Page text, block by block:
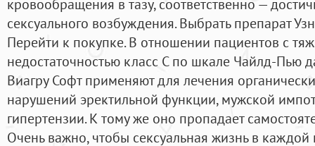
сексуального возбуждения. Выбрать препарат
Перейти к покупке. В отношении пациентов с
недостаточностью класс C по шкале Чайлд-Пью
Виагру Софт применяют для лечения
нарушений эректильной функции, мужской
гипертензии. К тому же оно пропадает
Очень важно, чтобы сексуальная жизнь в